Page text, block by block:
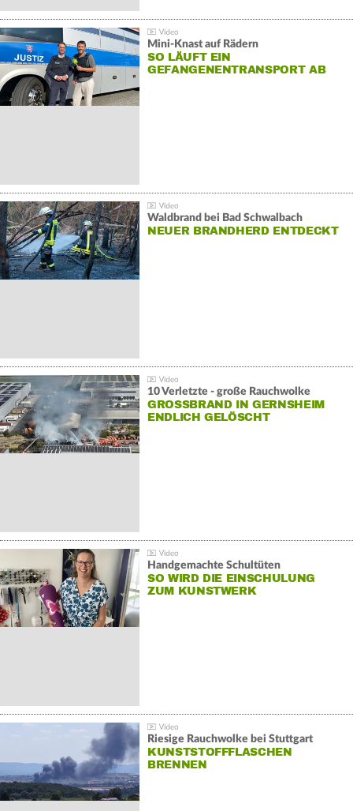
Mini-Knast auf Rädern
SO LÄUFT EIN
GEFANGENENTRANSPORT AB
Waldbrand bei Bad Schwalbach
NEUER BRANDHERD ENTDECKT
10 Verletzte - große Rauchwolke
GROSSBRAND IN GERNSHEIM E
NDLICH GELÖSCHT
Handgemachte Schultüten
SO WIRD DIE EINSCHULUNG
ZUM KUNSTWERK
Riesige Rauchwolke bei Stuttgart
KUNSTSTOFFFLASCHEN
BRENNEN